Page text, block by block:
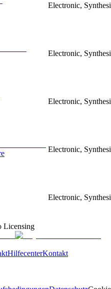
Electronic,
Electronic,
Electronic,
Electronic,
Electronic,
Licensing
HilfecenterKontakt